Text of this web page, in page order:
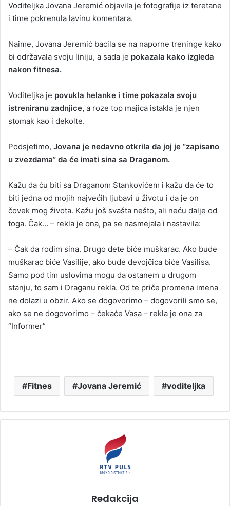
Voditeljka Jovana Jeremić objavila je fotografije iz teretane
i time pokrenula lavinu komentara.
Naime, Jovana Jeremić bacila se na naporne treninge kako
bi održavala svoju liniju, a sada je pokazala kako izgleda
nakon fitnesa.
Voditeljka je povukla helanke i time pokazala svoju
istreniranu zadnjice, a roze top majica istakla je njen
stomak kao i dekolte.
Podsjetimo, Jovana je nedavno otkrila da joj je “zapisano
u zvezdama” da će imati sina sa Draganom.
Kažu da ću biti sa Draganom Stankovićem i kažu da će to
biti jedna od mojih najvećih ljubavi u životu i da je on
čovek mog života. Kažu još svašta nešto, ali neću dalje od
toga. Čak… – rekla je ona, pa se nasmejala i nastavila:
– Čak da rodim sina. Drugo dete biće muškarac. Ako bude
muškarac biće Vasilije, ako bude devojčica biće Vasilisa.
Samo pod tim uslovima mogu da ostanem u drugom
stanju, to sam i Draganu rekla. Od te priče promena imena
ne dolazi u obzir. Ako se dogovorimo – dogovorili smo se,
ako se ne dogovorimo – čekaće Vasa – rekla je ona za
“Informer”
Fitnes Jovana Jeremić voditeljka
Redakcija